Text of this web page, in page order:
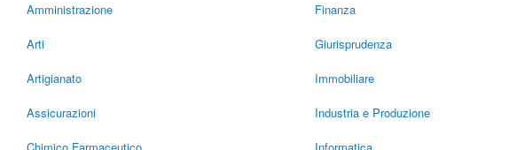
Amministrazione
Arti
Artigianato
Assicurazioni
Finanza
Giurisprudenza
Immobiliare
Industria e Produzione